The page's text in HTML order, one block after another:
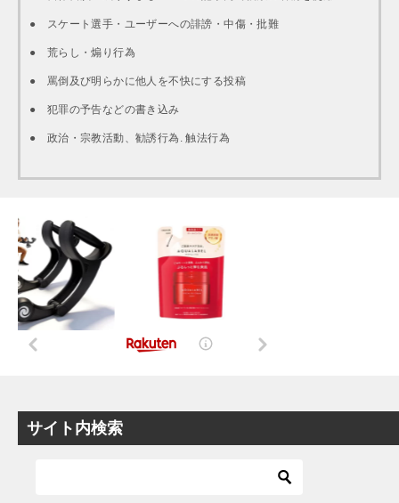
● スケート選手・ユーザーへの誹謗・中傷・批難
● 荒らし・煽り行為
● 罵倒及び明らかに他人を不快にする投稿
● 犯罪の予告などの書き込み
● 政治・宗教活動、勧誘行為. 触法行為
サイト内検索